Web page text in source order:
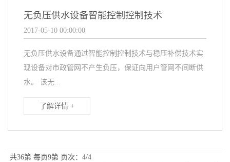
无负压供水设备智能控制控制技术
2017-05-10 00:00:00
无负压供水设备通过智能控制控制技术与稳压补偿技术实
现设备对市政管网不产生负压，保证向用户管网不间断供
水。 该无...
了解详情 +
共36第 每页9第 页次：4/4